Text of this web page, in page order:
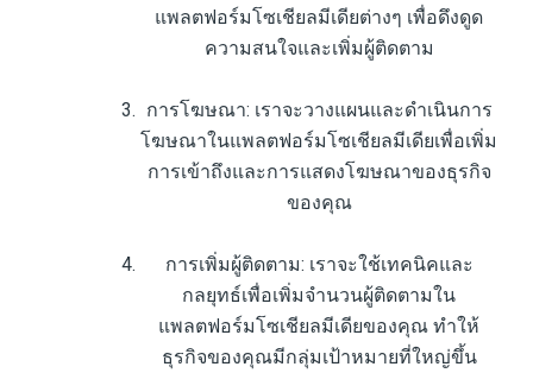
แพลตฟอร์มโซเชียลมีเดียต่างๆ เพื่อดึงดูด
ความสนใจและเพิ่มผู้ติดตาม
การโฆษณา: เราจะวางแผนและดำเนินการ
โฆษณาในแพลตฟอร์มโซเชียลมีเดียเพื่อเพิ่ม
การเข้าถึงและการแสดงโฆษณาของธุรกิจ
ของคุณ
การเพิ่มผู้ติดตาม: เราจะใช้เทคนิคและ
กลยุทธ์เพื่อเพิ่มจำนวนผู้ติดตามใน
แพลตฟอร์มโซเชียลมีเดียของคุณ ทำให้
ธุรกิจของคุณมีกลุ่มเป้าหมายที่ใหญ่ขึ้น